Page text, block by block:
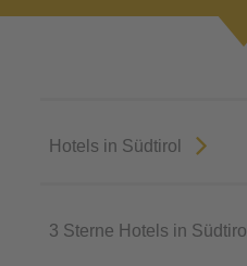
Hotels in Südtirol
3 Sterne Hotels in Südtirol